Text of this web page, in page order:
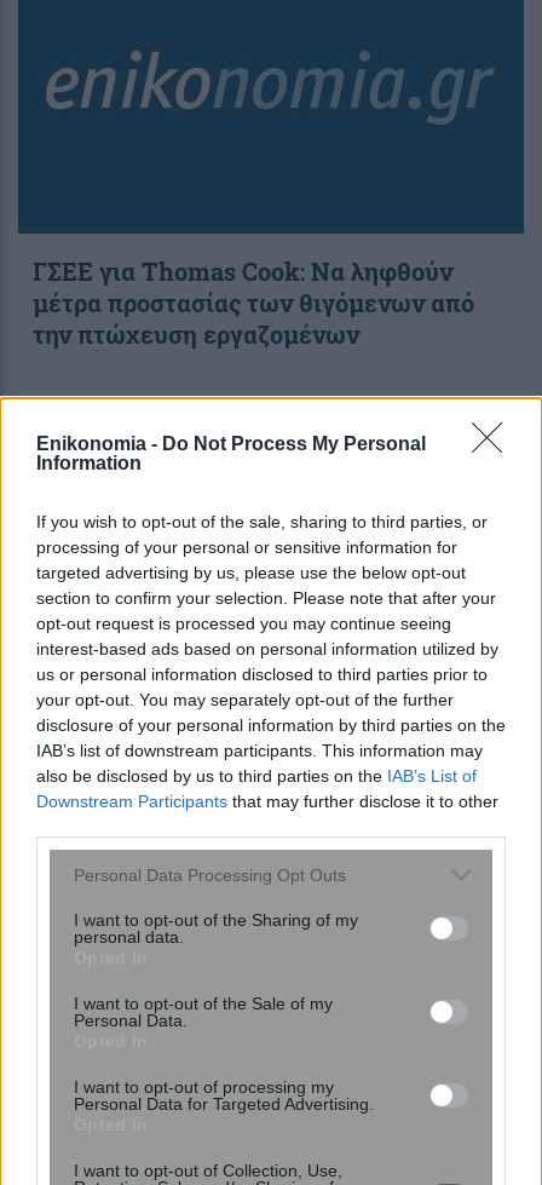
Enikonomia - Do Not Process My Personal
Information
If you wish to opt-out of the sale, sharing to third parties, or
processing of your personal or sensitive information for
targeted advertising by us, please use the below opt-out
section to confirm your selection. Please note that after your
opt-out request is processed you may continue seeing
interest-based ads based on personal information utilized by
us or personal information disclosed to third parties prior to
your opt-out. You may separately opt-out of the further
disclosure of your personal information by third parties on the
IAB’s list of downstream participants. This information may
also be disclosed by us to third parties on the IAB’s List of
Downstream Participants that may further disclose it to other
Please note that this website/app uses one or more Google
not limited to your visit or usage behaviour. You may click to
grant or deny consent to Google and its third-party tags to
consent section.
Personal Data Processing Opt Outs
I want to opt-out of the Sharing of my
personal data.
I want to opt-out of the Sale of my
Personal Data.
I want to opt-out of processing my
Personal Data for Targeted Advertising.
I want to opt-out of Collection, Use,
ΓΣΕΕ για Thomas Cook: Να ληφθούν
μέτρα προστασίας των θιγόμενων από
την πτώχευση εργαζομένων
Στο ΣτΕ η ΓΣΕΕ για τη διάσωση των